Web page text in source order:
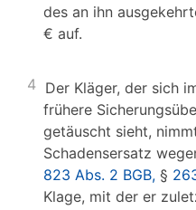
des an ihn
€ auf.
4 Der Kläger, der sich
frühere
getäuscht sieht,
Schadensersatz
823 Abs. 2 BGB, §
Klage, mit der er